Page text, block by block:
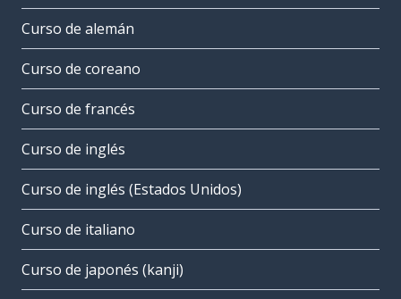
Curso de alemán
Curso de coreano
Curso de francés
Curso de inglés
Curso de inglés (Estados Unidos)
Curso de italiano
Curso de japonés (kanji)